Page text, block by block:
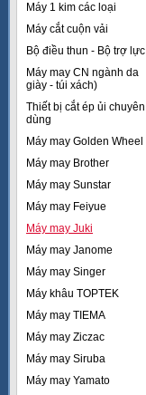
Máy 1 kim các loại
Máy cắt cuộn vải
Bộ điều thun - Bộ trợ lực
Máy may CN ngành da
giày - túi xách)
Thiết bị cắt ép ủi chuyên
dùng
Máy may Golden Wheel
Máy may Brother
Máy may Sunstar
Máy may Feiyue
Máy may Juki
Máy may Janome
Máy may Singer
Máy khâu TOPTEK
Máy may TIEMA
Máy may Ziczac
Máy may Siruba
Máy may Yamato